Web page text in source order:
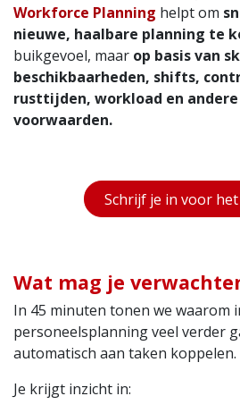
Workforce Planning helpt om
nieuwe, haalbare planning te
buikgevoel, maar op basis van
beschikbaarheden, shifts,
rusttijden, workload en
voorwaarden.
Schrijf je in voor
Wat mag je
In 45 minuten tonen we waarom
personeelsplanning veel verder
automatisch aan taken koppelen.
Je krijgt inzicht in: